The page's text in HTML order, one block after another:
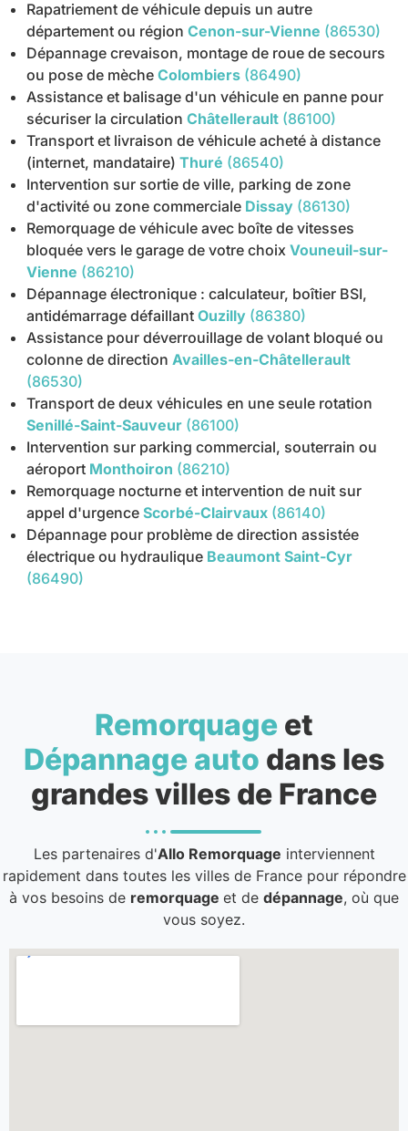
Rapatriement de véhicule depuis un autre
département ou région Cenon-sur-Vienne (86530)
Dépannage crevaison, montage de roue de secours
ou pose de mèche Colombiers (86490)
Assistance et balisage d'un véhicule en panne pour
sécuriser la circulation Châtellerault (86100)
Transport et livraison de véhicule acheté à distance
(internet, mandataire) Thuré (86540)
Intervention sur sortie de ville, parking de zone
d'activité ou zone commerciale Dissay (86130)
Remorquage de véhicule avec boîte de vitesses
bloquée vers le garage de votre choix Vouneuil-sur-
Vienne (86210)
Dépannage électronique : calculateur, boîtier BSI,
antidémarrage défaillant Ouzilly (86380)
Assistance pour déverrouillage de volant bloqué ou
colonne de direction Availles-en-Châtellerault
(86530)
Transport de deux véhicules en une seule rotation
Senillé-Saint-Sauveur (86100)
Intervention sur parking commercial, souterrain ou
aéroport Monthoiron (86210)
Remorquage nocturne et intervention de nuit sur
appel d'urgence Scorbé-Clairvaux (86140)
Dépannage pour problème de direction assistée
électrique ou hydraulique Beaumont Saint-Cyr
(86490)
Remorquage et
Dépannage auto dans les
grandes villes de France
Les partenaires d'Allo Remorquage interviennent
rapidement dans toutes les villes de France pour répondre
à vos besoins de remorquage et de dépannage, où que
vous soyez.